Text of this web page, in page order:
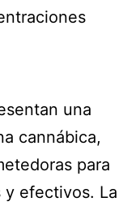
una
cannábica,
para
y efectivos. La